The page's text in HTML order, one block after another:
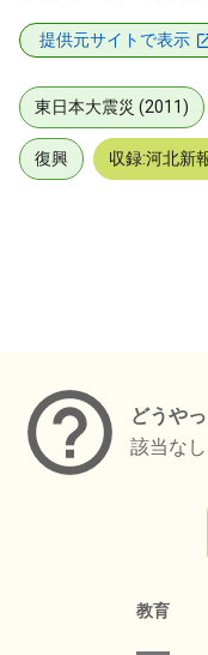
提供元サイトで表示
東日本大震災 (2011)
復興 収録:河北新
どうや
該当なし
教育